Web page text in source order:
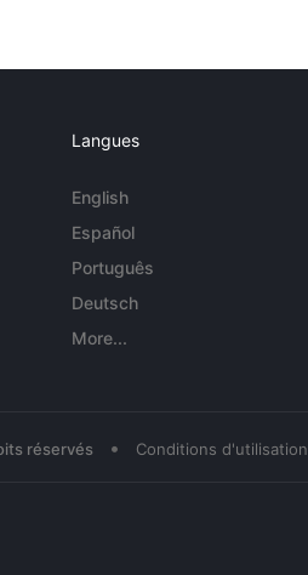
Langues
English
Español
Português
Deutsch
More...
réservés • Conditions d'utilisation